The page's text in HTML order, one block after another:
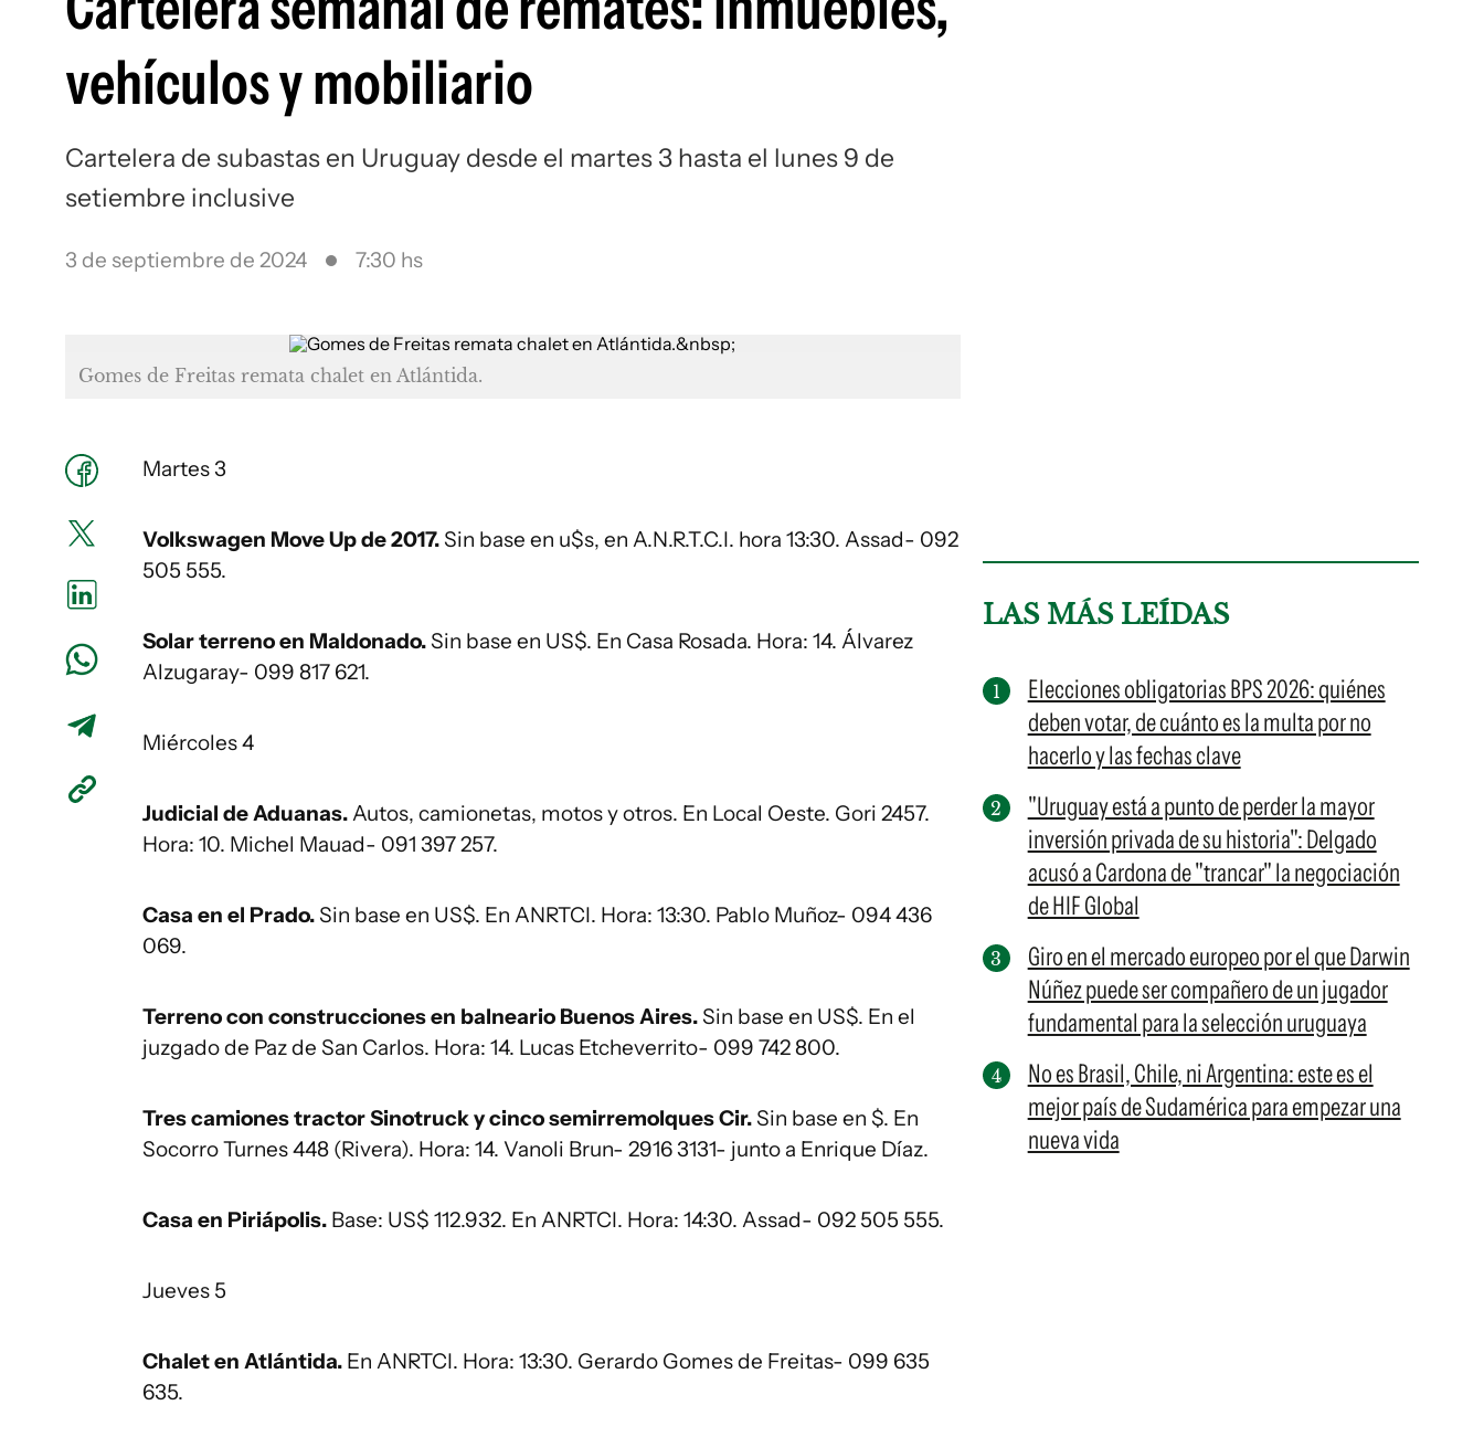
vehículos y mobiliario
Cartelera de subastas en Uruguay desde el martes 3 hasta el lunes 9 de
setiembre inclusive
3 de septiembre de 2024 7:30 hs
Gomes de Freitas remata chalet en Atlántida.
Martes 3
Volkswagen Move Up de 2017. Sin base en u$s, en A.N.R.T.C.I. hora 13:30. Assad- 092
505 555.
Solar terreno en Maldonado. Sin base en US$. En Casa Rosada. Hora: 14. Álvarez
Alzugaray- 099 817 621.
Miércoles 4
Judicial de Aduanas.Autos, camionetas, motos y otros. En Local Oeste. Gori 2457.
Hora: 10. Michel Mauad- 091 397 257.
Casa en el Prado. Sin base en US$. En ANRTCI. Hora: 13:30. Pablo Muñoz- 094 436
069.
Terreno con construcciones en balneario Buenos Aires. Sin base en US$. En el
juzgado de Paz de San Carlos. Hora: 14. Lucas Etcheverrito- 099 742 800.
Tres camiones tractor Sinotruck y cinco semirremolques Cir. Sin base en $. En
Socorro Turnes 448 (Rivera). Hora: 14. Vanoli Brun- 2916 3131- junto a Enrique Díaz.
Casa en Piriápolis. Base: US$ 112.932. En ANRTCI. Hora: 14:30. Assad- 092 505 555.
Jueves 5
Chalet en Atlántida. En ANRTCI. Hora: 13:30. Gerardo Gomes de Freitas- 099 635
635.
LAS MÁS LEÍDAS
Elecciones obligatorias BPS 2026: quiénes
deben votar, de cuánto es la multa por no
hacerlo y las fechas clave
"Uruguay está a punto de perder la mayor
inversión privada de su historia": Delgado
acusó a Cardona de "trancar" la negociación
de HIF Global
Giro en el mercado europeo por el que Darwin
Núñez puede ser compañero de un jugador
fundamental para la selección uruguaya
No es Brasil, Chile, ni Argentina: este es el
mejor país de Sudamérica para empezar una
nueva vida